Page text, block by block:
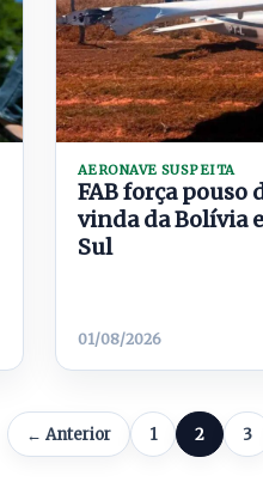
AERONAVE SUSPEITA
FAB força pouso
vinda da Bolívia
Sul
01/08/2026
← Anterior 1 2 3